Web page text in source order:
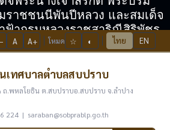
ราชชนนีพันปีหลวง และสมเด็จ
าฟ้ากรมหลวงราชสาริณีสิริพัชร
าวัชรราชธิดา
A A+ โหมด ☆ ◐ ไทย EN
เทศบาลตำบลสบปราบ
.พหลโยธิน ต.สบปราบอ.สบปราบ จ.ลำปาง
224 | saraban@sobprablp.go.th